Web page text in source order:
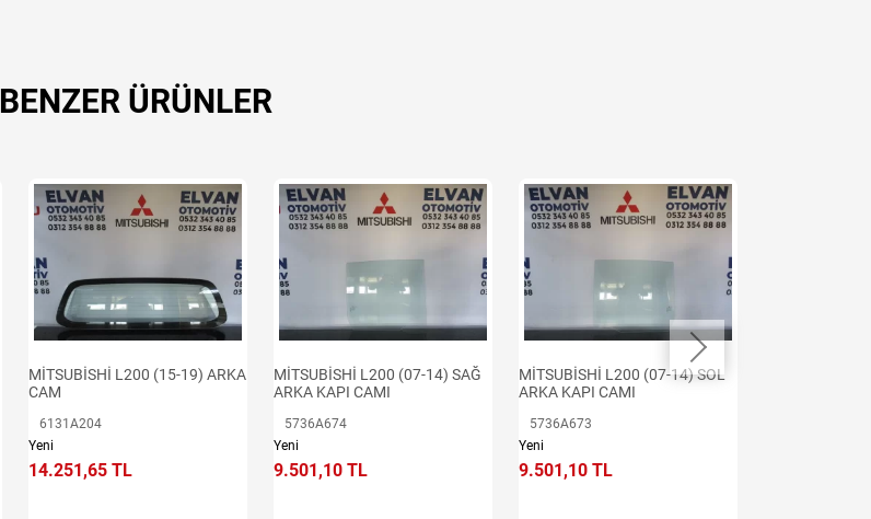
BENZER ÜRÜNLER
MİTSUBİSHİ L200 (15-19) ARKA
CAM
6131A204
Yeni
14.251,65 TL
MİTSUBİSHİ L200 (07-14) SAĞ
ARKA KAPI CAMI
5736A674
Yeni
9.501,10 TL
MİTSUBİSHİ L200 (07-14) SOL
ARKA KAPI CAMI
5736A673
Yeni
9.501,10 TL